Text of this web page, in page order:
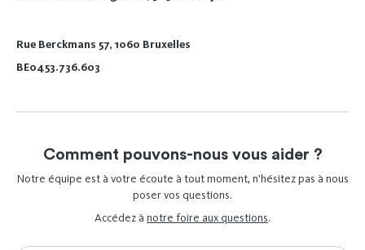
Rue Berckmans 57, 1060 Bruxelles
BE0453.736.603
Comment pouvons-nous vous aider ?
Notre équipe est à votre écoute à tout moment, n’hésitez pas à nous
poser vos questions.
Accédez à notre foire aux questions.